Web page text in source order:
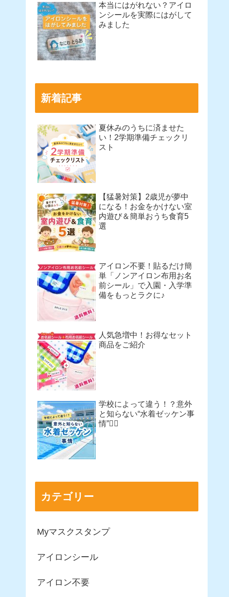
本当にはがれない？アイロ
ンシールを実際にはがして
みました
新着記事
夏休みのうちに済ませた
い！2学期準備チェックリ
スト
【猛暑対策】2歳児が夢中
になる！お金をかけない室
内遊び＆簡単おうち食育5
選
アイロン不要！貼るだけ簡
単「ノンアイロン布用お名
前シール」で入園・入学準
備をもっとラクに♪
人気急増中！お得なセット
商品をご紹介
学校によって違う！？意外
と知らない“水着ゼッケン事
情”🏊‍♀️
カテゴリー
Myマスクスタンプ
アイロンシール
アイロン不要